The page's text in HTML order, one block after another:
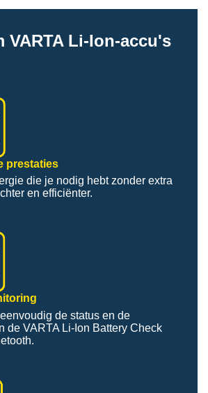
VARTA Li-Ion-accu's
prestaties
die je nodig hebt zonder extra
en efficiënter.
de status en de
de VARTA Li-Ion Battery Check